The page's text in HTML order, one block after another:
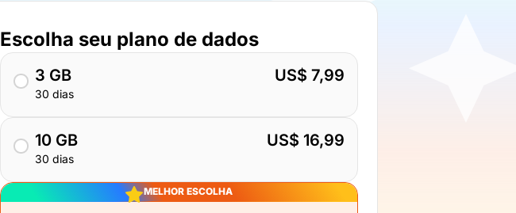
Escolha seu plano de dados
3 GB
30 dias
US$ 7,99
10 GB
30 dias
US$ 16,99
MELHOR ESCOLHA